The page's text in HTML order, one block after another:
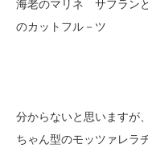
海老のマリネ サフラン
のカットフル－ツ
分からないと思いますが
ちゃん型のモッツァレラ